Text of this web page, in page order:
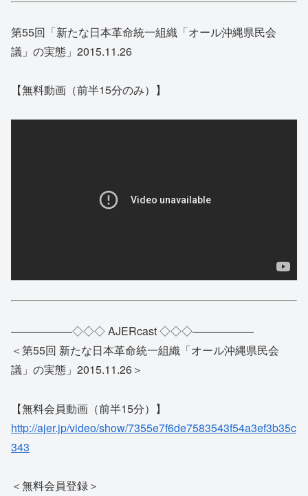
第55回「新たな日本革命統一組織「オール沖縄県民会
議」の実態」2015.11.26
【無料動画（前半15分のみ）】
—————–◇◇◇ AJERcast ◇◇◇—————–
＜第55回 新たな日本革命統一組織「オール沖縄県民会
議」の実態」2015.11.26＞
【無料会員動画（前半15分）】
http://ajer.jp/video/show/7355e7f6de7583543f54a3ef3b35c
343
＜無料会員登録＞